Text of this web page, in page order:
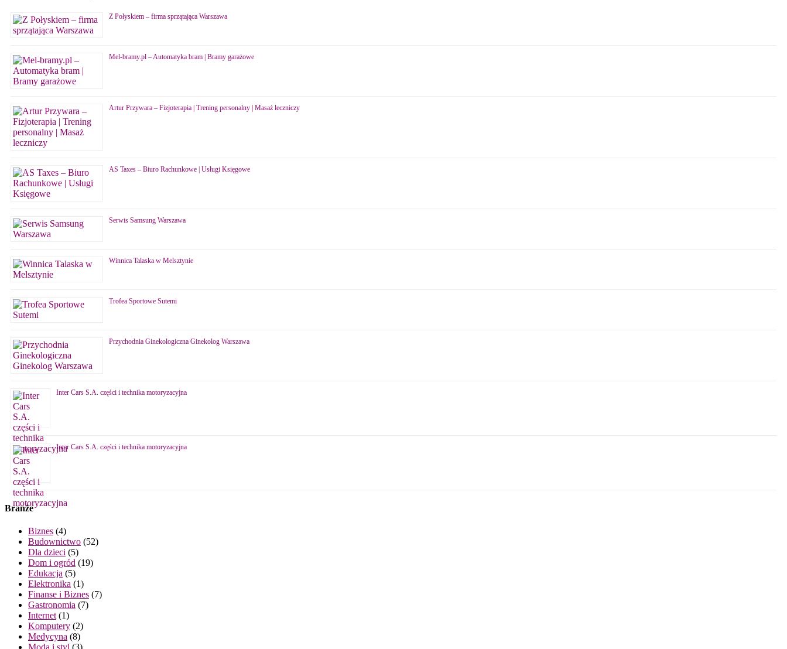
Z Połyskiem – firma sprzątająca Warszawa
Mel-bramy.pl – Automatyka bram | Bramy garażowe
Artur Przywara – Fizjoterapia | Trening personalny | Masaż leczniczy
AS Taxes – Biuro Rachunkowe | Usługi Księgowe
Serwis Samsung Warszawa
Winnica Talaska w Melsztynie
Trofea Sportowe Sutemi
Przychodnia Ginekologiczna Ginekolog Warszawa
Inter Cars S.A. części i technika motoryzacyjna
Inter Cars S.A. części i technika motoryzacyjna
Branże
Biznes (4)
Budownictwo (52)
Dla dzieci (5)
Dom i ogród (19)
Edukacja (5)
Elektronika (1)
Finanse i Biznes (7)
Gastronomia (7)
Internet (1)
Komputery (2)
Medycyna (8)
Moda i styl (3)